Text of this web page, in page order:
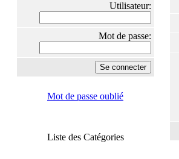
Utilisateur:
Mot de passe:
Mot de passe oublié
Liste des Catégories